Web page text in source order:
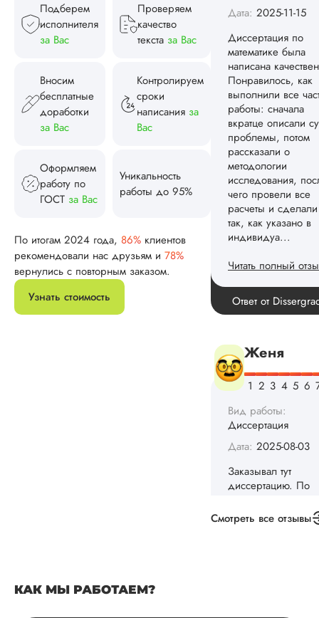
Подберем
исполнителя
за Вас
Проверяем
качество
текста за Вас
Вносим
бесплатные
доработки
за Вас
Контролируем
сроки
написания за
Вас
Оформляем
работу по
ГОСТ за Вас
Уникальность
работы до 95%
По итогам 2024 года, 86% клиентов
рекомендовали нас друзьям и 78%
вернулись с повторным заказом.
Узнать стоимость
Дата: 2025-11-15
Диссертация по
математике была
написана
Понравилось, как
выполнили все
работы: сначала
вкратце описали
проблемы, потом
рассказали о
методологии
исследования,
чего провели все
расчеты и
так, как указано в
индивидуа...
Читать полный
Спасибо!
ваши слова
Ответ от
Женя
Вид работы:
Диссертация
Дата: 2025-08-03
Заказывал тут
диссертацию. По
конечно, для меня
внушительно, но
Смотреть все отзывы
КАК МЫ РАБОТАЕМ?